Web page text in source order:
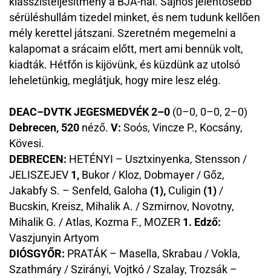
sérüléshullám tizedel minket, és nem tudunk kellően
mély kerettel játszani. Szeretném megemelni a
kalapomat a srácaim előtt, mert ami bennük volt,
kiadták. Hétfőn is kijövünk, és küzdünk az utolsó
leheletünkig, meglátjuk, hogy mire lesz elég.
DEAC–DVTKJEGESMEDVÉK 2–0 (0–0, 0–0, 2–0)
Debrecen, 520 néző. V: Soós, Vincze P., Kocsány,
Kövesi.
DEBRECEN: HETÉNYI – Usztxinyenka, Stensson /
JELISZEJEV 1, Bukor / Kloz, Dobmayer / Gőz,
Jakabfy S. – Senfeld, Galoha (1), Culigin (1)/
Bucskin, Kreisz, Mihalik A. / Szmirnov, Novotny,
Mihalik G. / Atlas, Kozma F., MOZER 1. Edző:
Vaszjunyin Artyom
DIÓSGYŐR: PRATÁK – Masella, Skrabau / Vokla,
Szathmáry / Szirányi, Vojtkó / Szalay, Trozsák –